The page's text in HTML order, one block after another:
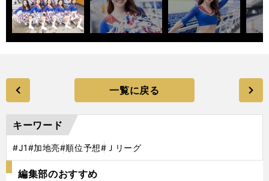
一覧に戻る
キーワード
#J1#加地亮#順位予想#Ｊリーグ
編集部のおすすめ